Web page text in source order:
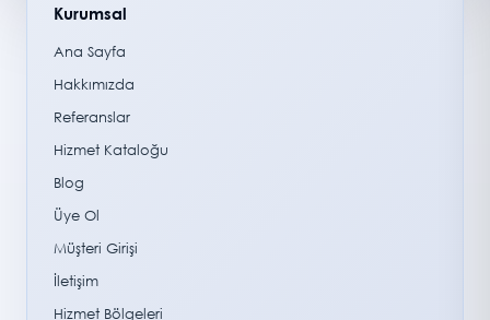
Kurumsal
Ana Sayfa
Hakkımızda
Referanslar
Hizmet Kataloğu
Blog
Üye Ol
Müşteri Girişi
İletişim
Hizmet Bölgeleri